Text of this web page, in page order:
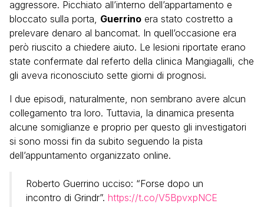
aggressore. Picchiato all’interno dell’appartamento e
bloccato sulla porta, Guerrino era stato costretto a
prelevare denaro al bancomat. In quell’occasione era
però riuscito a chiedere aiuto. Le lesioni riportate erano
state confermate dal referto della clinica Mangiagalli, che
gli aveva riconosciuto sette giorni di prognosi.
I due episodi, naturalmente, non sembrano avere alcun
collegamento tra loro. Tuttavia, la dinamica presenta
alcune somiglianze e proprio per questo gli investigatori
si sono mossi fin da subito seguendo la pista
dell’appuntamento organizzato online.
Roberto Guerrino ucciso: “Forse dopo un
incontro di Grindr”. https://t.co/V5BpvxpNCE